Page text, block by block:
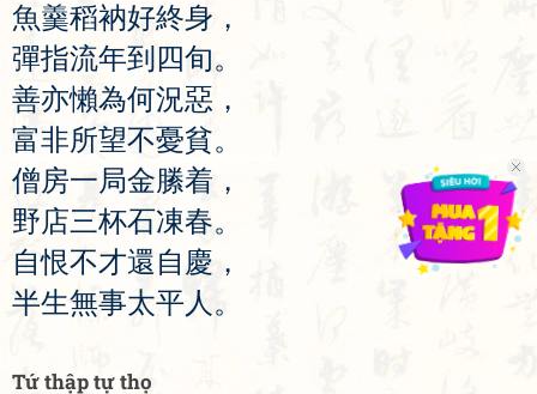
魚羹稻衲好終身 ，
彈指流年到 四旬。
善亦懶為何況惡 ，
富非所望不憂貧。
僧房一局金縢着 ，
野店三杯石凍春。
自恨不才還自 慶 ，
半生無事太平 人 。
Tứ thập tự thọ